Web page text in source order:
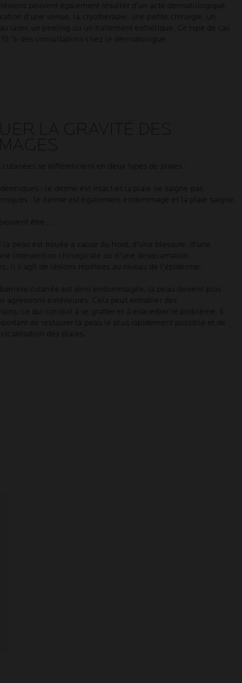
lésions peuvent également résulter d'un acte dermatologique
d'une verrue, la cryothérapie, une petite chirurgie, un
laser, un peeling ou un traitement esthétique. Ce type de cas
15 % des consultations chez le dermatologue.
LA GRAVITÉ DES
cutanées se différencient en deux types de plaies :
: le derme est intact et la plaie ne saigne pas.
: le derme est également endommagé et la plaie saigne.
être …
la peau est trouée à cause du froid, d'une blessure, d'une
intervention chirurgicale ou d'une desquamation.
: il s’agit de lésions répétées au niveau de l’épiderme.
cutanée est ainsi endommagée, la peau devient plus
agressions extérieures. Cela peut entraîner des
ce qui conduit à se gratter et à exacerber le problème. Il
de restaurer la peau le plus rapidement possible et de
des plaies.